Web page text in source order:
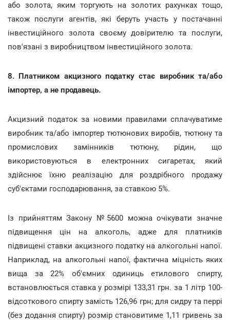
або золота, яким торгують на золотих рахунках тощо,
також послуги агентів, які беруть участь у постачанні
інвестиційного золота своєму довірителю та послуги,
пов'язані з виробництвом інвестиційного золота.
8. Платником акцизного податку стає виробник та/або
імпортер, а не продавець.
Акцизний податок за новими правилами сплачуватиме
виробник та/або імпортер тютюнових виробів, тютюну та
промислових замінників тютюну, рідин, що
використовуються в електронних сигаретах, який
здійснює їхню реалізацію для роздрібного продажу
суб'єктами господарювання, за ставкою 5%.
Із прийняттям Закону №5600 можна очікувати значне
підвищення цін на алкоголь, адже для платників
підвищені ставки акцизного податку на алкогольні напої.
Наприклад, на алкогольні напої, фактична міцність яких
вища за 22% об'ємних одиниць етилового спирту,
встановлюється ставка у розмірі 133,31 грн. за 1 літр 100-
відсоткового спирту замість 126,96 грн; для сидру та перрі
(без додання спирту) розмір становитиме 1,11 гривень за